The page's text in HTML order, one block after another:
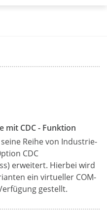
mit CDC - Funktion
Reihe von Industrie-
CDC
erweitert. Hierbei wird
ein virtueller COM-
gestellt.